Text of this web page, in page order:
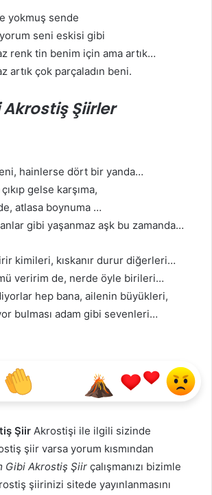
yokmuş sende
seni eskisi gibi
renk tin benim için ama artık…
artık çok parçaladın beni.
Şiirler
hainlerse dört bir yanda…
gelse karşıma,
atlasa boynuma …
gibi yaşanmaz aşk bu zamanda…
kimileri, kıskanır durur diğerleri…
veririm de, nerde öyle birileri…
hep bana, ailenin büyükleri,
bulması adam gibi sevenleri…
Şiir Akrostişi ile ilgili sizinde
şiir varsa yorum kısmından
Gibi Akrostiş Şiir çalışmanızı bizimle
şiirinizi sitede yayınlanmasını